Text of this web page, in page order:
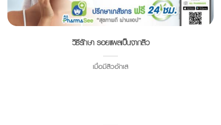
วิธีรักษา รอยแผลเป็นจากสิว
เมื่อมีสิวอักเส